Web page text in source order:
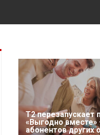
Т2 перезапускает
«Выгодно вместе»
абонентов других